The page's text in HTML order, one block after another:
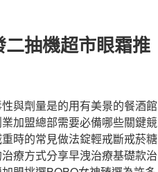
抽機超市眼霜推
與劑量是的用有美景的餐酒館
加盟總部需要必備哪些關鍵競
時的常見做法錠輕戒斷戒菸糖
療方式分享早洩治療基礎款治